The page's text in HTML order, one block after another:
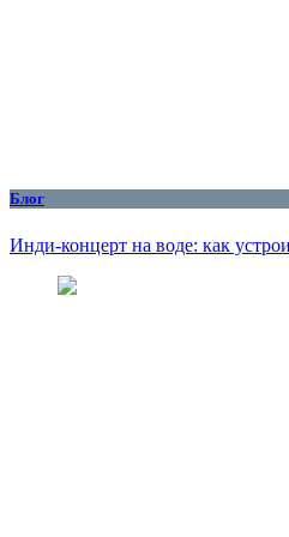
Блог
Инди-концерт на воде: как